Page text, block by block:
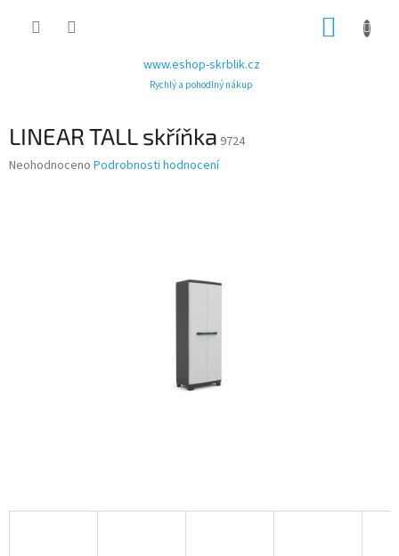
www.eshop-skrblik.cz
Rychlý a pohodlný nákup
LINEAR TALL skříňka 9724
Průměrné
Neohodnoceno Podrobnosti hodnocení